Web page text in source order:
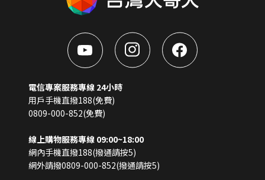
電信專案服務專線 24小時
用戶手機直撥188(免費)
0809-000-852(免費)
線上購物服務專線 09:00~18:00
網內手機直撥188(撥通請按5)
網外請撥0809-000-852(撥通請按5)